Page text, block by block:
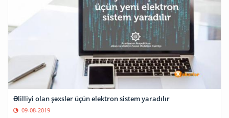
Əlilliyi olan şəxslər üçün elektron sistem yaradılır
09-08-2019